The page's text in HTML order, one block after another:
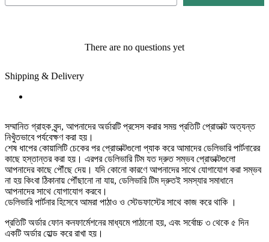
There are no questions yet
Shipping & Delivery
সম্মানিত গ্রাহক বৃন্দ, আপনাদের অর্ডারটি প্রসেস করার সময় প্রতিটি প্রোডাক্ট অত্যন্ত
নিখুঁতভাবে পর্যবেক্ষণ করা হয়।
শেষ ধাপের কোয়ালিটি চেকের পর প্রোডাক্টগুলো প্যাক করে আমাদের ডেলিভারি পার্টনারের
কাছে হস্তান্তর করা হয়। এরপর ডেলিভারি টিম যত দ্রুত সম্ভব প্রোডাক্টগুলো
আপনাদের কাছে পৌঁছে দেয়। যদি কোনো কারণে আপনাদের সাথে যোগাযোগ করা সম্ভব
না হয় কিংবা ঠিকানায় পৌঁছানো না যায়, ডেলিভারি টিম দ্রুতই সমস্যার সমাধানে
আপনাদের সাথে যোগাযোগ করবে।
ডেলিভারি পার্টনার হিসেবে আমরা পাঠাও ও স্টেডফাস্টের সাথে কাজ করে থাকি ।
প্রতিটি অর্ডার ফোন কনফার্মেশনের মাধ্যমে পাঠানো হয়, এবং সর্বোচ্চ ৩ থেকে ৫ দিন
একটি অর্ডার হোল্ড করে রাখা হয়।